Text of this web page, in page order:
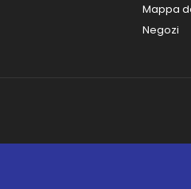
Mappa
Negozi